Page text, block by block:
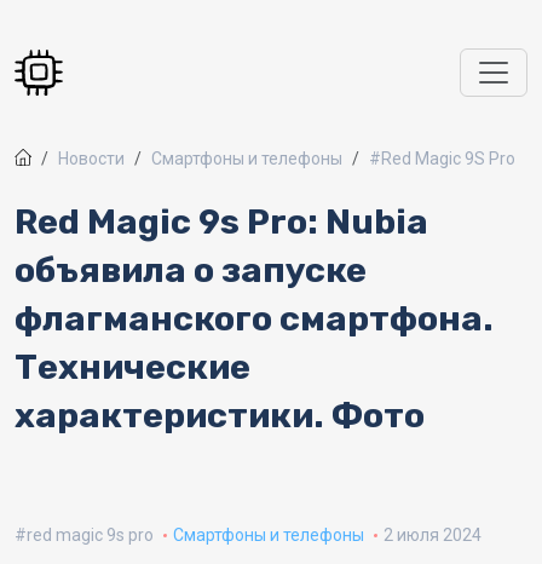
Новости Смартфоны и телефоны #Red Magic 9S Pro
Red Magic 9s Pro: Nubia
объявила о запуске
флагманского смартфона.
Технические
характеристики. Фото
red magic 9s pro Смартфоны и телефоны 2 июля 2024